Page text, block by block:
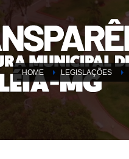
HOME LEGISLAÇÕES